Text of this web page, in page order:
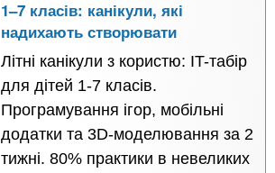
1–7 класів: канікули, які
надихають створювати
Літні канікули з користю: IT-табір
для дітей 1-7 класів.
Програмування ігор, мобільні
додатки та 3D-моделювання за 2
тижні. 80% практики в невеликих